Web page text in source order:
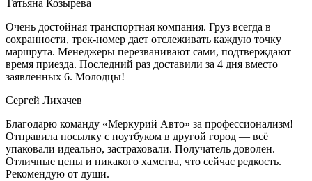
Татьяна Козырева
Очень достойная транспортная компания. Груз всегда в
сохранности, трек-номер дает отслеживать каждую точку
маршрута. Менеджеры перезванивают сами, подтверждают
время приезда. Последний раз доставили за 4 дня вместо
заявленных 6. Молодцы!
Сергей Лихачев
Благодарю команду «Меркурий Авто» за профессионализм!
Отправила посылку с ноутбуком в другой город — всё
упаковали идеально, застраховали. Получатель доволен.
Отличные цены и никакого хамства, что сейчас редкость.
Рекомендую от души.